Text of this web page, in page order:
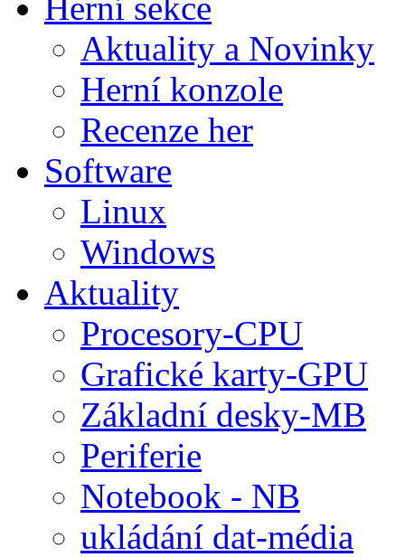
Aktuality a Novinky
Herní konzole
Recenze her
Software
Linux
Windows
Aktuality
Procesory-CPU
Grafické karty-GPU
Základní desky-MB
Periferie
Notebook - NB
ukládání dat-média